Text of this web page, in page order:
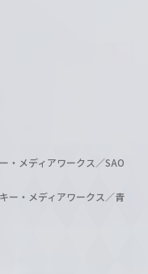
メディアワークス／SAO
・メディアワークス／青